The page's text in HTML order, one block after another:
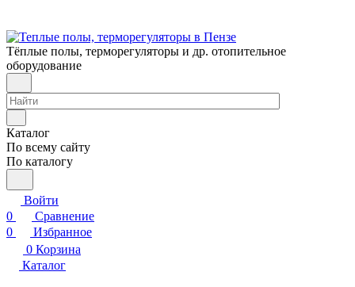
Тёплые полы, терморегуляторы и др. отопительное
оборудование
Каталог
По всему сайту
По каталогу
Войти
0
Сравнение
0
Избранное
0 Корзина
Каталог